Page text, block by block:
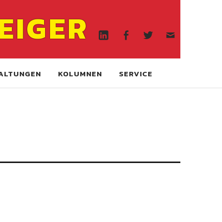
KOLUMNEN SERVICE